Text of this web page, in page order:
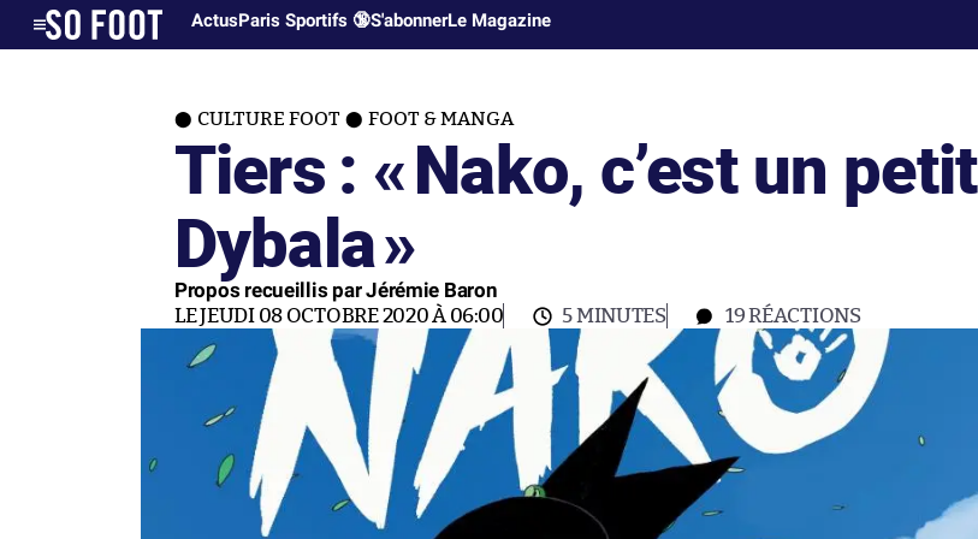
ActusParis Sportifs 🔞S'abonnerLe Magazine
CULTURE FOOT FOOT & MANGA
Tiers : «Nako, c’est un petit
Dybala»
Propos recueillis par Jérémie Baron
LE JEUDI 08 OCTOBRE 2020 À 06:00 5 MINUTES 19RÉACTIONS